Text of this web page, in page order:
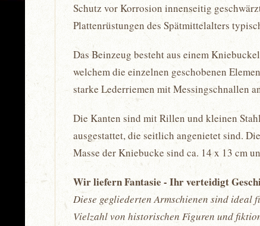
Schutz vor Korrosion innenseitig
Plattenrüstungen des Spätmittelalters
Das Beinzeug besteht aus einem
welchem die einzelnen geschobenen
starke Lederriemen mit Messingschnallen
Die Kanten sind mit Rillen und kleinen
ausgestattet, die seitlich angenietet sind.
Masse der Kniebucke sind ca. 14 x 13 cm
Wir liefern Fantasie - Ihr verteidigt
Diese gegliederten Armschienen sind
Vielzahl von historischen Figuren und